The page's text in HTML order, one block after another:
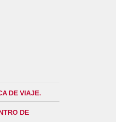
DE VIAJE.
DE